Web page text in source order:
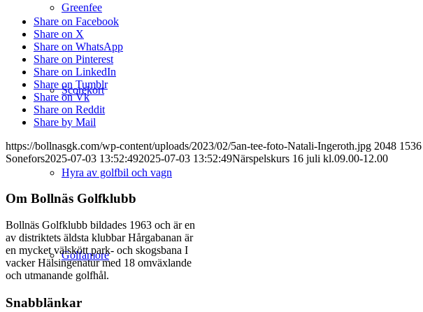
Greenfee
Scorekort
Hyra av golfbil och vagn
Golfamore
Share on Facebook
Share on X
Share on WhatsApp
Share on Pinterest
Share on LinkedIn
Share on Tumblr
Share on Vk
Share on Reddit
Share by Mail
https://bollnasgk.com/wp-content/uploads/2023/02/5an-tee-foto-Natali-Ingeroth.jpg 2048 1536
Sonefors2025-07-03 13:52:492025-07-03 13:52:49Närspelskurs 16 juli kl.09.00-12.00
Om Bollnäs Golfklubb
Bollnäs Golfklubb bildades 1963 och är en
av distriktets äldsta klubbar Hårgabanan är
en mycket välskött park- och skogsbana I
vacker Hälsingenatur med 18 omväxlande
och utmanande golfhål.
Snabblänkar